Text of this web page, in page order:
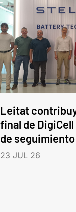
Leitat
final de
de seguimiento
23 JUL 26